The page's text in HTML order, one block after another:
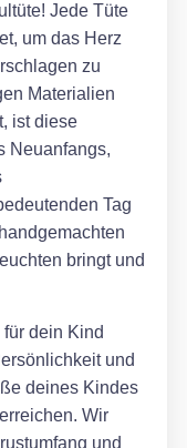
Jede Tüte
um das Herz
zu
Materialien
ist diese
Neuanfangs,
Tag
bringt und
dein Kind
und
deines Kindes
Wir
und